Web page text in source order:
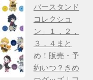
バースタンド
コレクショ
ン」１，２，
３，４まと
め！販売・予
約いつ？きめ